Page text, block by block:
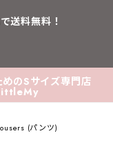
送料無料！
めのSサイズ専門店
(パンツ)